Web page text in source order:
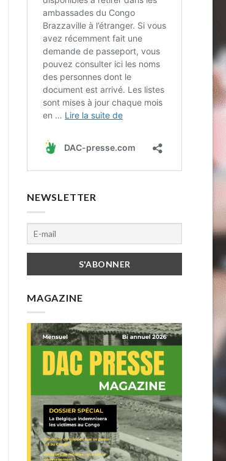
NEWSLETTER
MAGAZINE